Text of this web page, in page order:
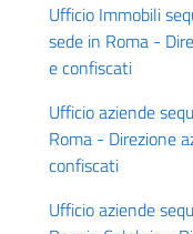
Ufficio Immobili
sede in Roma -
e confiscati
Ufficio aziende
Roma - Direzione
confiscati
Ufficio aziende